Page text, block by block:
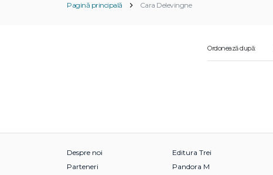
Pagină principală Cara Delevingne
Ordonează după:
Despre noi
Parteneri
Editura Trei
Pandora M